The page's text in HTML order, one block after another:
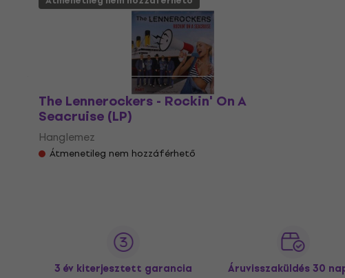
The Lennerockers - Rockin' On A
Seacruise (LP)
Hanglemez
Átmenetileg nem hozzáférhető
3 év kiterjesztett garancia Áruvisszaküldés 30